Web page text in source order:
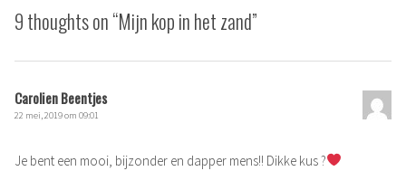
9 thoughts on “Mijn kop in het zand”
Carolien Beentjes
22 mei, 2019 om 09:01
Je bent een mooi, bijzonder en dapper mens!! Dikke kus ?